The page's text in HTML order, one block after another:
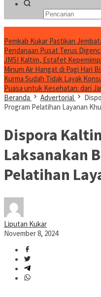
Pemkab Kukar Pastikan
Pendanaan Pusat Terus
JMSI Kaltim, Estafet
Minum Air Hangat di Pagi Hari
Kurma Sudah Tidak Layak
Puasa untuk Kesehatan: dari
Beranda
Advertorial
Program Pelatihan Layanan
Dispora
Laksanakan
Pelatihan
Liputan Kukar
November 8, 2024